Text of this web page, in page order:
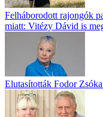
Felháborodott rajongók
miatt: Vitézy Dávid is
Elutasították Fodor